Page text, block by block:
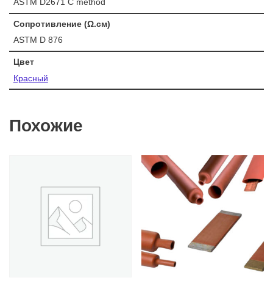
ASTM D2671 C method
Сопротивление (Ω.см)
ASTM D 876
Цвет
Красный
Похожие